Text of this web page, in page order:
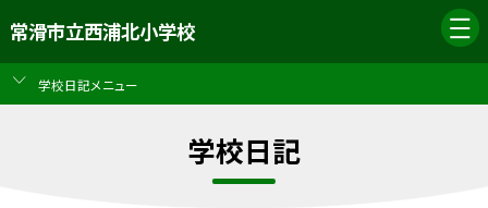
常滑市立西浦北小学校
学校日記メニュー
学校日記